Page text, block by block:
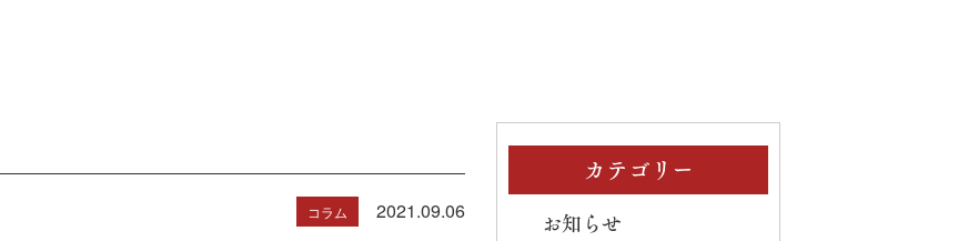
コラム 2021.09.06
カテゴリー
お知らせ